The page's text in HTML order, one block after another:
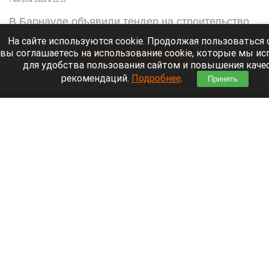
В Барнауле объявили тендер на строительство
капитального моста через реку Пивоварку.
Читать полностью
На сайте используются cookie. Продолжая пользоваться
вы соглашаетесь на использование cookie, которые мы
для удобства пользования сайтом и повышения
рекомендаций. Подробнее. Принять